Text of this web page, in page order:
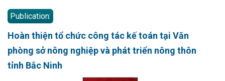
Publication:
Hoàn thiện tổ chức công tác kế toán tại Văn
phòng sở nông nghiệp và phát triển nông thôn
tỉnh Bắc Ninh